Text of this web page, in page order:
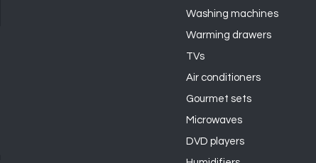
Washing machines
Warming drawers
TVs
Air conditioners
Gourmet sets
Microwaves
DVD players